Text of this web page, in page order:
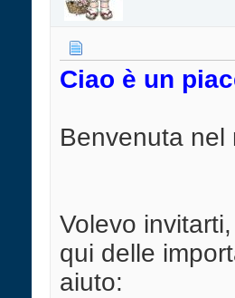
Ciao è un
Benvenuta
Volevo
qui delle
aiuto: